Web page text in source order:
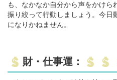
も、なかなか自分から声をかけ
振り絞って行動しましょう。今日
になりかねません。
財・仕事運：